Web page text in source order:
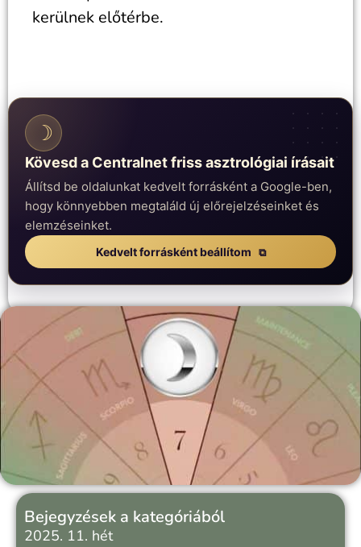
kerülnek előtérbe.
☽
Kövesd a Centralnet friss asztrológiai írásait
Állítsd be oldalunkat kedvelt forrásként a Google-ben,
hogy könnyebben megtaláld új előrejelzéseinket és
elemzéseinket.
Kedvelt forrásként beállítom
Bejegyzések a kategóriából
2025. 11. hét